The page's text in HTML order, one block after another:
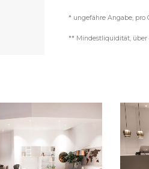
* ungefähre Angabe, pro
** Mindestliquidität, über